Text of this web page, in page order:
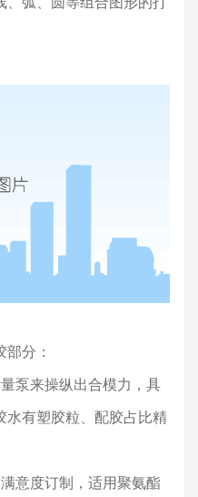
分：
来操纵出合模力，具
水有塑胶粒、配胶占比精
度订制，适用聚氨酯